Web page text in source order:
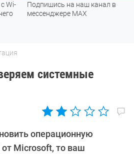
Wi-
Подпишись на наш канал в
мессенджере МАХ
системные
операционную
Microsoft, то ваш